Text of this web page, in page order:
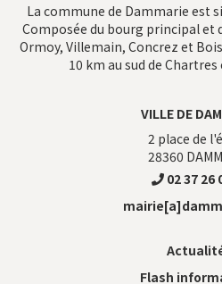
La commune de Dammarie est
Composée du bourg principal et
Ormoy, Villemain, Concrez et
10 km au sud de Chartres
VILLE DE
2 place de
28360
02 37 26
Flash